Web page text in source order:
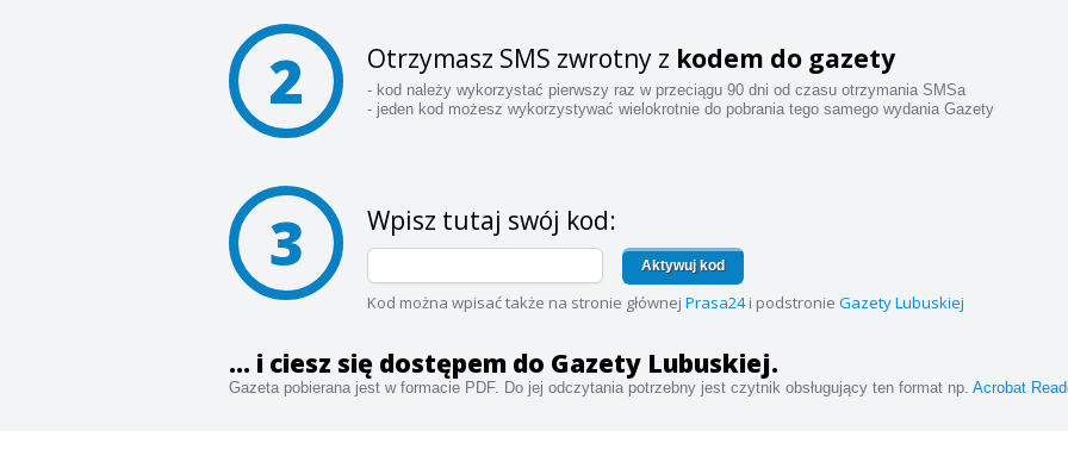
2 Otrzymasz SMS zwrotny z kodem do gazety
- kod należy wykorzystać pierwszy raz w przeciągu 90 dni od czasu otrzymania SMSa
- jeden kod możesz wykorzystywać wielokrotnie do pobrania tego samego wydania Gazety
3 Wpisz tutaj swój kod:
Aktywuj kod
Kod można wpisać także na stronie głównej Prasa24i podstronie Gazety Lubuskiej
... i ciesz się dostępem do Gazety Lubuskiej.
Gazeta pobierana jest w formacie PDF. Do jej odczytania potrzebny jest czytnik obsługujący ten format np. Acrobat